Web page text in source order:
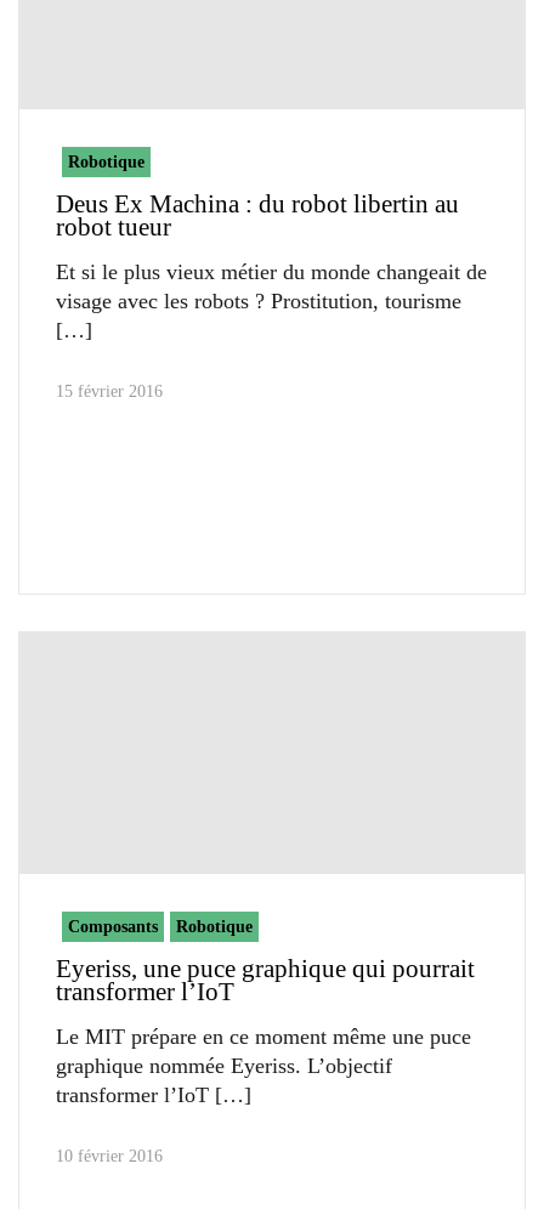
Robotique
Deus Ex Machina : du robot libertin au
robot tueur
Et si le plus vieux métier du monde changeait de
visage avec les robots ? Prostitution, tourisme
15 février 2016
Composants Robotique
Eyeriss, une puce graphique qui pourrait
transformer l’IoT
Le MIT prépare en ce moment même une puce
graphique nommée Eyeriss. L’objectif
transformer l’IoT
10 février 2016